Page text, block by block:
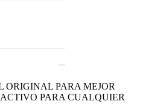
ORIGINAL PARA MEJOR
PARA CUALQUIER